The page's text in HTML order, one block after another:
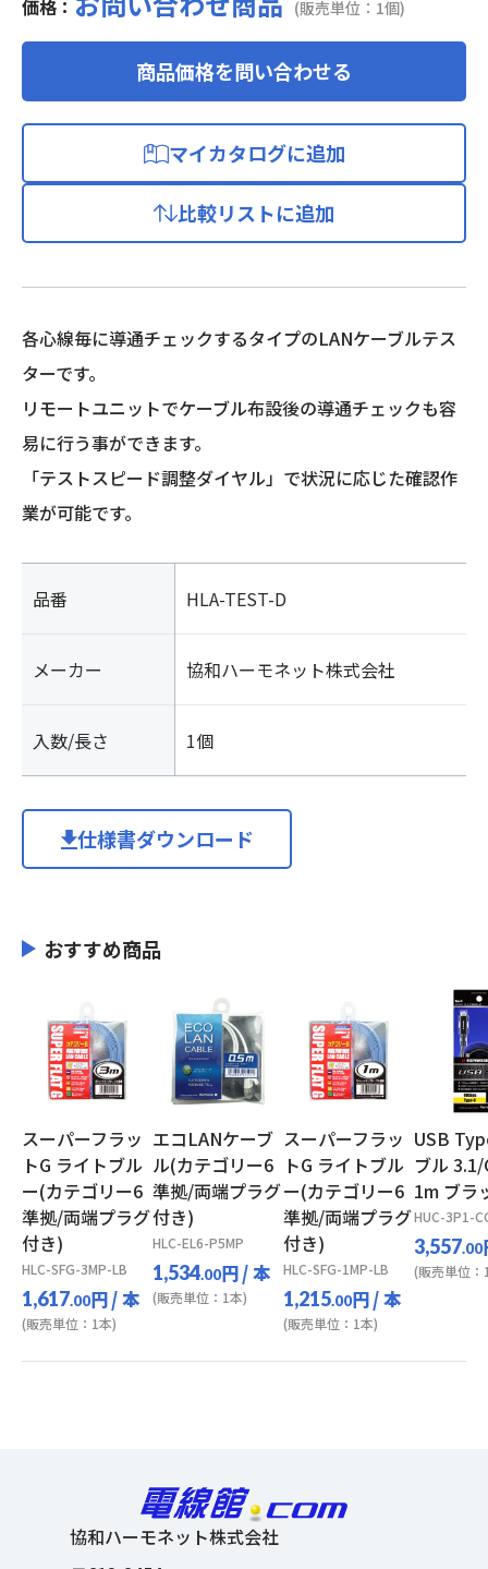
価格： (販売単位：1個)
商品価格を問い合わせる
マイカタログに追加
比較リストに追加
各心線毎に導通チェックするタイプのLANケーブルテス
ターです。
リモートユニットでケーブル布設後の導通チェックも容
易に行う事ができます。
「テストスピード調整ダイヤル」で状況に応じた確認作
業が可能です。
品番 HLA-TEST-D
メーカー 協和ハーモネット株式会社
入数/長さ 1個
仕様書ダウンロード
おすすめ商品
スーパーフラッ
トG ライトブル
ー(カテゴリー6
準拠/両端プラグ
付き)
HLC-SFG-3MP-LB
1,617.00円/ 本
(販売単位：1本)
エコLANケーブ
ル(カテゴリー6
準拠/両端プラグ
付き)
HLC-EL6-P5MP
1,534.00円/ 本
(販売単位：1本)
スーパーフラッ
トG ライトブル
ー(カテゴリー6
準拠/両端プラグ
付き)
HLC-SFG-1MP-LB
1,215.00円/ 本
(販売単位：1本)
USB
ブル
1m ブラ
HUC-3P1-
3,557.00
(販売単位：
協和ハーモネット株式会社